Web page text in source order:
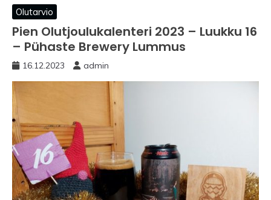
Olutarvio
Pien Olutjoulukalenteri 2023 – Luukku 16
– Pühaste Brewery Lummus
16.12.2023 admin